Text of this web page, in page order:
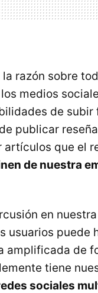
razón sobre
medios
de subir
publicar
que el
de nuestra
en
usuarios puede
amplificada de
tiene
sociales